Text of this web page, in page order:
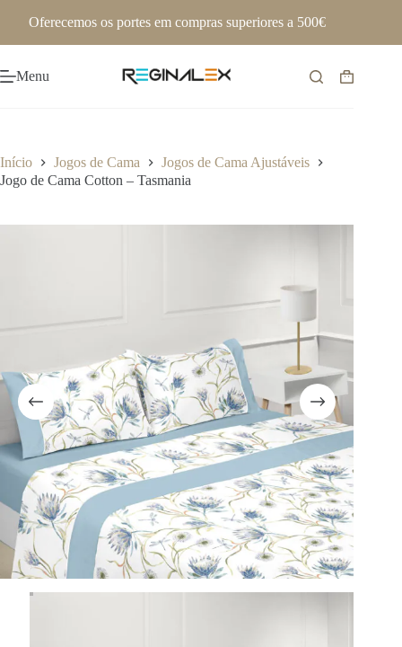
Oferecemos os portes em compras superiores a 500€
Menu
Carrinho
Início Jogos de Cama
Jogos de Cama Ajustáveis
Jogo de Cama Cotton – Tasmania